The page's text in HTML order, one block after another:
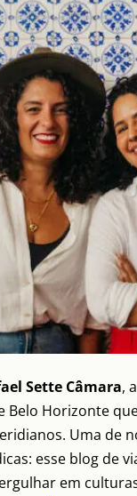
Sette Câmara, a
Belo Horizonte
Uma de
esse blog de
em